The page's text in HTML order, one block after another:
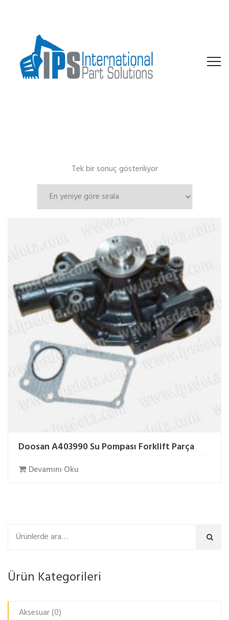
Tek bir sonuç gösteriliyor
Doosan A403990 Su Pompası Forklift Parça
Devamını Oku
Ara
Ürün Kategorileri
Aksesuar(0)